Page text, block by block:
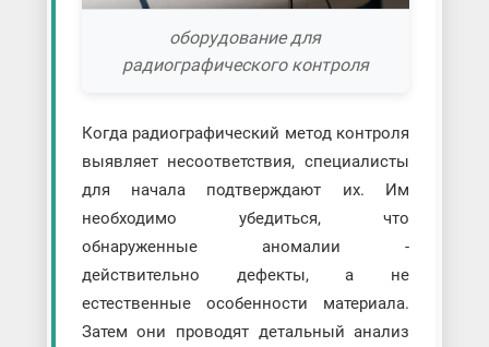
оборудование для
радиографического контроля
Когда радиографический метод контроля
выявляет несоответствия, специалисты
для начала подтверждают их. Им
необходимо убедиться, что
обнаруженные аномалии -
действительно дефекты, а не
естественные особенности материала.
Затем они проводят детальный анализ